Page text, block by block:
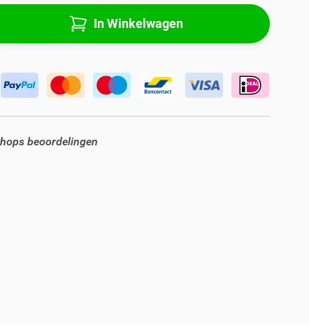
In Winkelwagen
beoordelingen